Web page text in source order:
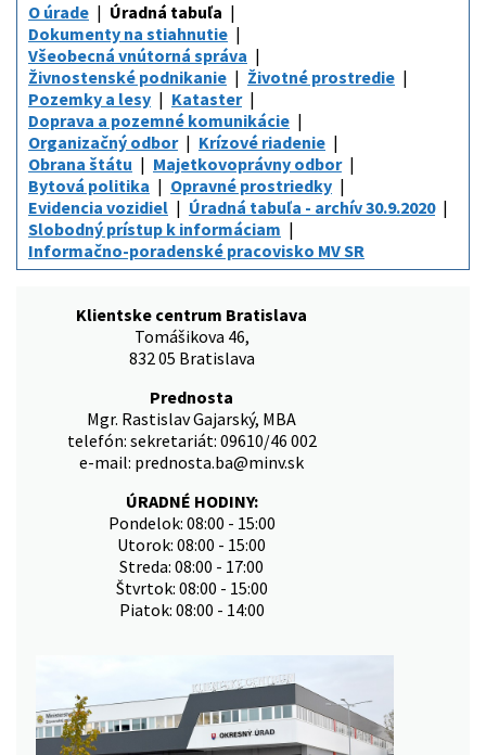
O úrade
Úradná tabuľa
Dokumenty na stiahnutie
Všeobecná vnútorná správa
Živnostenské podnikanie
Životné prostredie
Pozemky a lesy
Kataster
Doprava a pozemné komunikácie
Organizačný odbor
Krízové riadenie
Obrana štátu
Majetkovoprávny odbor
Bytová politika
Opravné prostriedky
Evidencia vozidiel
Úradná tabuľa - archív 30.9.2020
Slobodný prístup k informáciam
Informačno-poradenské pracovisko MV SR
Klientske centrum Bratislava
Tomášikova 46,
832 05 Bratislava
Prednosta
Mgr. Rastislav Gajarský, MBA
telefón: sekretariát: 09610/46 002
e-mail: prednosta.ba@minv.sk
ÚRADNÉ HODINY:
Pondelok: 08:00 - 15:00
Utorok: 08:00 - 15:00
Streda: 08:00 - 17:00
Štvrtok: 08:00 - 15:00
Piatok: 08:00 - 14:00